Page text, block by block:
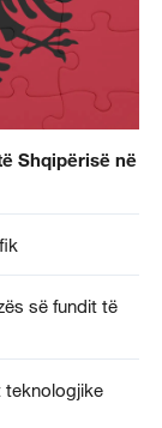
Shqipërisë në
së fundit të
teknologjike